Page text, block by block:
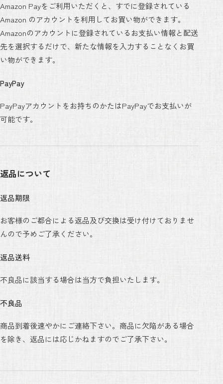
Amazon Payをご利用いただくと、すでに登録されている
Amazon のアカウントを利用してお買い物ができます。
Amazonのアカウントに登録されているお支払い情報と配送
先を選択するだけで、新たな情報を入力することなくお買
い物ができます。
PayPay
PayPayアカウントをお持ちのかたはPayPayでお支払いが
可能です。
返品について
返品期限
お客様のご都合による返品及び交換は受け付けておりませ
んので予めご了承ください。
返品送料
不良品に該当する場合は当方で負担いたします。
不良品
商品到着後速やかにご連絡下さい。商品に欠陥がある場合
を除き、返品には応じかねますのでご了承下さい。